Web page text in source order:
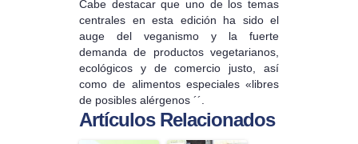
Cabe destacar que uno de los temas
centrales en esta edición ha sido el
auge del veganismo y la fuerte
demanda de productos vegetarianos,
ecológicos y de comercio justo, así
como de alimentos especiales «libres
de posibles alérgenos ´´.
Artículos Relacionados